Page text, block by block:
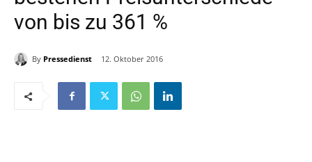
von bis zu 361 %
By Pressedienst 12. Oktober 2016